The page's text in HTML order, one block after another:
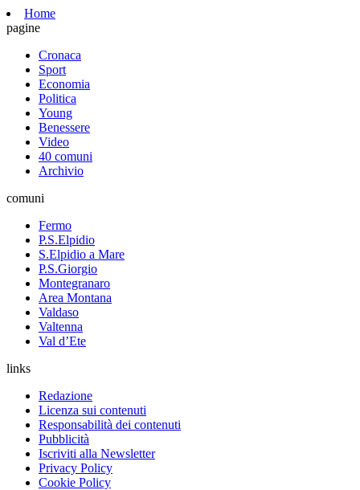
Home
pagine
Cronaca
Sport
Economia
Politica
Young
Benessere
Video
40 comuni
Archivio
comuni
Fermo
P.S.Elpidio
S.Elpidio a Mare
P.S.Giorgio
Montegranaro
Area Montana
Valdaso
Valtenna
Val d’Ete
links
Redazione
Licenza sui contenuti
Responsabilità dei contenuti
Pubblicità
Iscriviti alla Newsletter
Privacy Policy
Cookie Policy